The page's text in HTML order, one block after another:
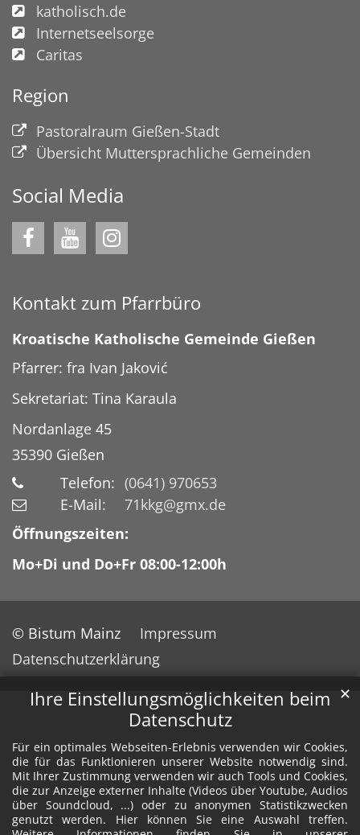
Ihre Einstellungsmöglichkeiten beim
Datenschutz
Für ein optimales Webseiten-Erlebnis verwenden wir Cookies,
die für das Funktionieren unserer Website notwendig sind.
Mit Ihrer Zustimmung verwenden wir auch Tools und Cookies,
die zur Anzeige externer Inhalte (Videos über Youtube, Audios
über Soundcloud, ...) oder zu anonymen Statistikzwecken
genutzt werden. Hier können Sie eine Auswahl treffen.
✕
katholisch.de
Internetseelsorge
Caritas
Region
Pastoralraum Gießen-Stadt
Übersicht Muttersprachliche Gemeinden
Social Media
Kontakt zum Pfarrbüro
Kroatische Katholische Gemeinde Gießen
Pfarrer: fra Ivan Jaković
Sekretariat: Tina Karaula
Nordanlage 45
35390 Gießen
Telefon: (0641) 970653
E-Mail:
71kkg@gmx.de
Öffnungszeiten:
Mo+Di und Do+Fr 08:00-12:00h
© Bistum Mainz
Impressum
Datenschutzerklärung